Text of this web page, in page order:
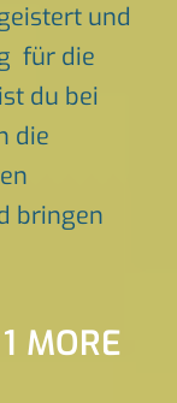
und
für die
du bei
die
bringen
MORE